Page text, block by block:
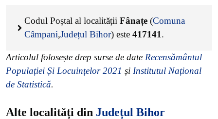
Codul Poștal al localității Fânațe (Comuna
Câmpani,Județul Bihor) este 417141.
Articolul folosește drep surse de date Recensământul
Populației Și Locuințelor 2021 și Institutul Național
de Statistică.
Alte localități din Județul Bihor